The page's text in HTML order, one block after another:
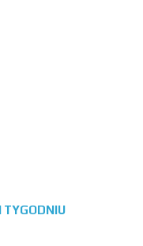
TYGODNIU